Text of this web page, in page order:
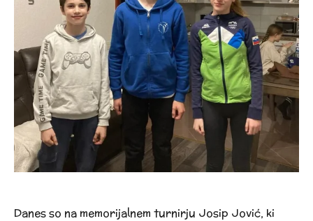
Danes so na memorijalnem turnirju Josip Jović, ki